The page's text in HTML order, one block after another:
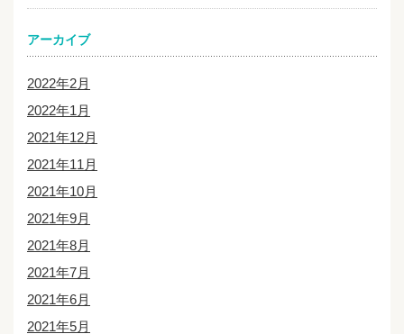
アーカイブ
2022年2月
2022年1月
2021年12月
2021年11月
2021年10月
2021年9月
2021年8月
2021年7月
2021年6月
2021年5月